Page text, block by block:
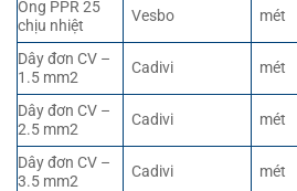
Ống PPR 25
chịu nhiệt
Vesbo mét
Dây đơn CV –
1.5 mm2
Cadivi mét
Dây đơn CV –
2.5 mm2
Cadivi mét
Dây đơn CV –
3.5 mm2
Cadivi mét